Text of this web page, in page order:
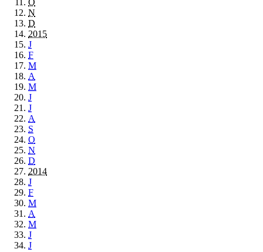
N
D
2015
J
F
M
A
M
J
J
A
S
O
N
D
2014
J
F
M
A
M
J
J